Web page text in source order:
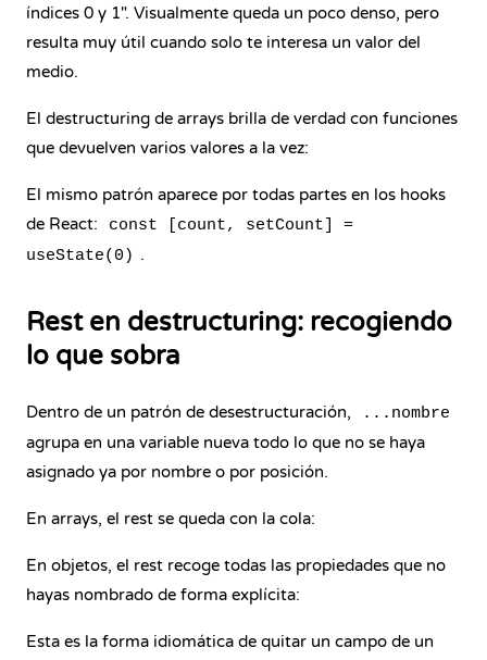
índices 0 y 1". Visualmente queda un poco denso, pero
resulta muy útil cuando solo te interesa un valor del
medio.
El destructuring de arrays brilla de verdad con funciones
que devuelven varios valores a la vez:
El mismo patrón aparece por todas partes en los hooks
de React:
const [count, setCount] =
useState(0) .
Rest en destructuring: recogiendo
lo que sobra
Dentro de un patrón de desestructuración, ...nombre
agrupa en una variable nueva todo lo que no se haya
asignado ya por nombre o por posición.
En arrays, el rest se queda con la cola:
En objetos, el rest recoge todas las propiedades que no
hayas nombrado de forma explícita:
Esta es la forma idiomática de quitar un campo de un